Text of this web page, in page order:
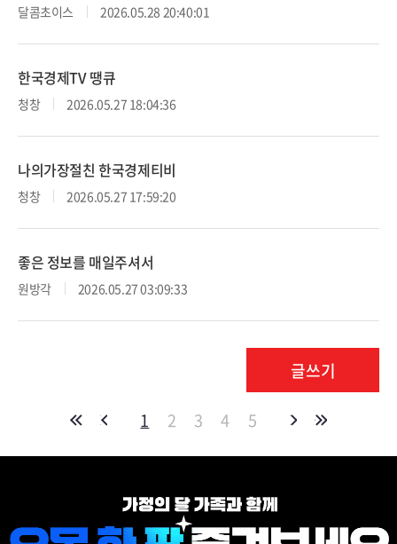
달콤초이스 2026.05.28 20:40:01
한국경제TV 땡큐
청창 2026.05.27 18:04:36
나의가장절친 한국경제티비
청창 2026.05.27 17:59:20
좋은 정보를 매일주셔서
원방각 2026.05.27 03:09:33
글쓰기
1 2 3 4 5